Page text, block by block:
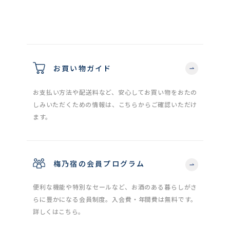
お買い物ガイド
お支払い方法や配送料など、安心してお買い物をおたの
しみいただくための情報は、こちらからご確認いただけ
ます。
梅乃宿の会員プログラム
便利な機能や特別なセールなど、お酒のある暮らしがさ
らに豊かになる会員制度。入会費・年間費は無料です。
詳しくはこちら。